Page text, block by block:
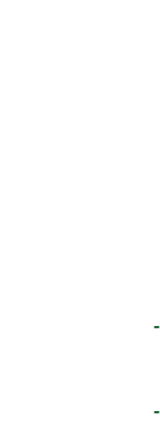
-
-